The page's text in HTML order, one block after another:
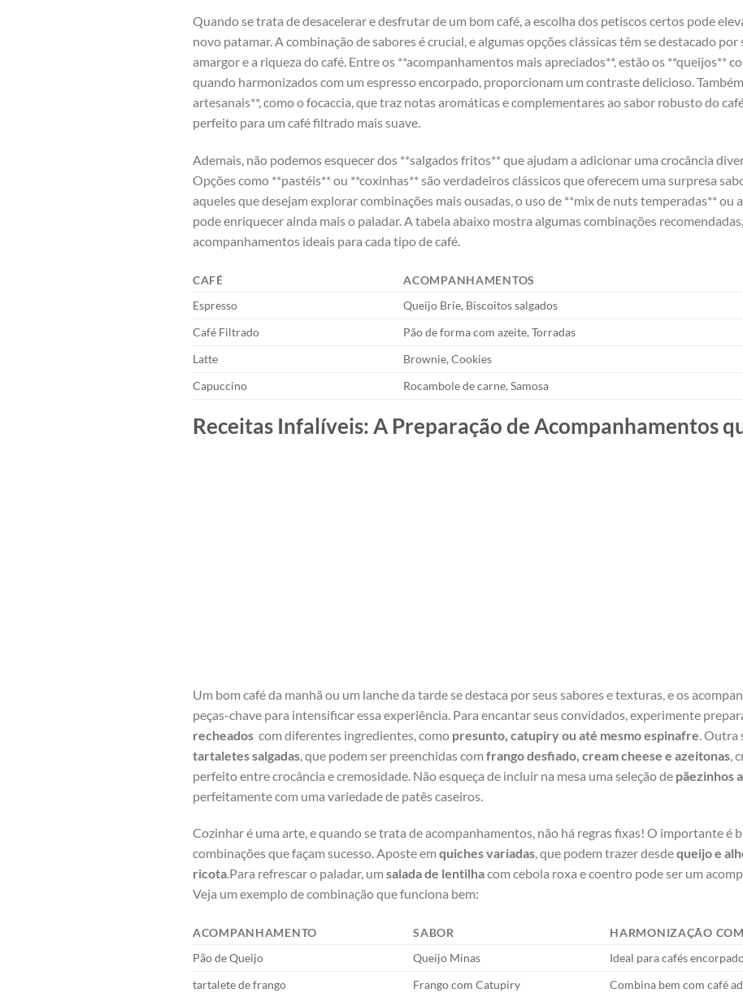
Quando​ se ‍trata de‌ desacelerar ‌e​ desfrutar de um bom ⁢café,⁣ a escolha dos petiscos certos pode
novo‌ patamar. A ‌combinação de sabores⁣ é crucial,‌ e⁢ algumas opções clássicas têm‍ se destacado⁤
amargor e a riqueza do‍ café. Entre os **acompanhamentos ‌mais apreciados**, estão os **queijos**
quando harmonizados com um ⁤espresso encorpado, proporcionam ​um contraste‍ delicioso.
artesanais**, como ⁣o focaccia, ​que traz notas aromáticas e complementares ao‍ sabor robusto do
‌perfeito para um café filtrado ​mais‍ suave.
Ademais, não podemos esquecer⁤ dos **salgados fritos** que ajudam a adicionar uma crocância
Opções como **pastéis**⁤ ou **coxinhas** são verdadeiros clássicos que ‍oferecem uma⁢ surpresa
aqueles que ‌desejam explorar​ combinações mais ousadas, o⁣ uso ⁣de **mix de ⁢nuts temperadas** ​ou
pode⁤ enriquecer ainda ‌mais o paladar. A tabela ⁢abaixo mostra algumas combinações
acompanhamentos ideais para cada tipo de café.
CAFÉ
ACOMPANHAMENTOS
Espresso
Queijo Brie, Biscoitos salgados
Café Filtrado
Pão de forma com ‌azeite, Torradas
Latte
Brownie, Cookies
Capuccino
Rocambole de carne, Samosa
Receitas Infalíveis: A⁢ Preparação de Acompanhamentos
Um bom​ café ⁢da manhã ou um lanche​ da tarde se destaca por ​seus sabores e ⁢texturas, e ⁤os
peças-chave para⁣ intensificar essa experiência.​ Para encantar seus‍ convidados, experimente
recheados ‍ com⁤ diferentes ingredientes, como presunto, catupiry ou até mesmo espinafre .
tartaletes salgadas , ‍que podem ser preenchidas com frango desfiado, cream cheese e azeitonas ,
perfeito ​entre crocância e cremosidade. Não ⁣esqueça ‌de incluir ‌na mesa uma⁤ seleção de pãezinhos
perfeitamente com‌ uma variedade de ​patês caseiros.
Cozinhar é uma arte,⁢ e⁢ quando se ​trata de​ acompanhamentos, não há⁣ regras‍ fixas! ⁢O importante é
⁤combinações⁣ que ​façam sucesso. Aposte em quiches variadas, ⁢que podem trazer ‌desde⁣queijo⁢ e
ricota.Para refrescar ⁣o paladar, um salada de lentilhacom cebola roxa e coentro pode ser um
Veja um exemplo de combinação que funciona ⁣bem:
ACOMPANHAMENTO SABOR
HARMONIZAÇÃO
Pão de Queijo
Queijo ‍Minas
Ideal para cafés
tartalete de⁣ frango
Frango com Catupiry
Combina bem com café